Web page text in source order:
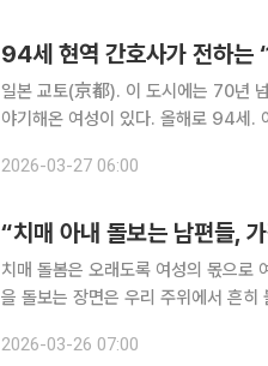
94세 현역 간호사가 전하는
일본 교토(京都). 이 도시에는 70년
야기해온 여성이 있다. 올해로 94세.
호사’가 아니다. 일본의 방문간호 제
2026-03-27 06:00
“치매 아내 돌보는 남편들,
치매 돌봄은 오래도록 여성의 몫으로
을 돌보는 장면은 우리 주위에서 흔
사회적 관계 형성에 서툴고, 가사가
2026-03-26 07:00